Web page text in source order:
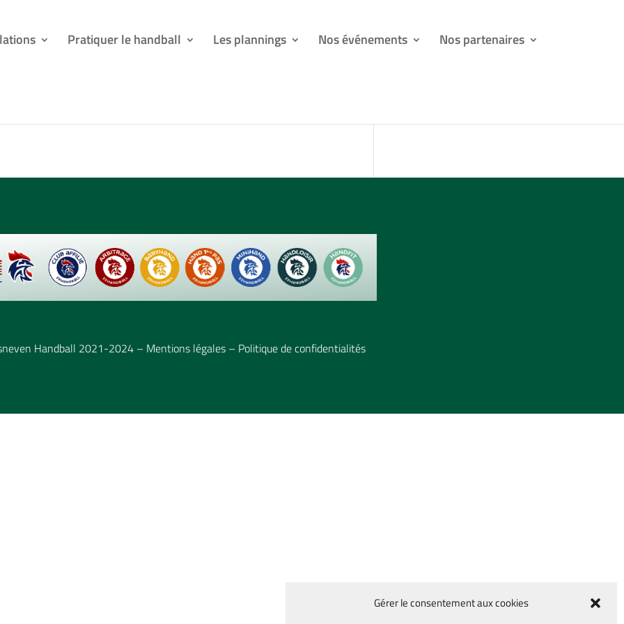
Gérer le consentement aux cookies
Pratiquer le handball Les plannings Nos événements Nos partenaires
Handball 2021-2024 – Mentions légales– Politique de confidentialités